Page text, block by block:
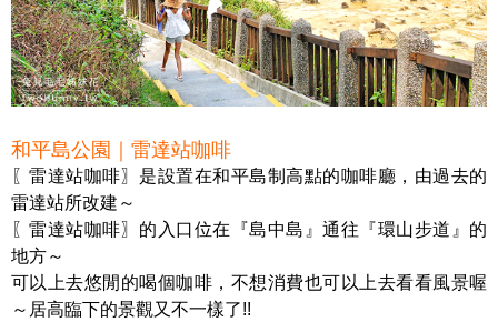
和平島公園｜雷達站咖啡
〖雷達站咖啡〗是設置在和平島制高點的咖啡廳，由過去的
雷達站所改建～
〖雷達站咖啡〗的入口位在『島中島』通往『環山步道』的
地方～
可以上去悠閒的喝個咖啡，不想消費也可以上去看看風景喔
～居高臨下的景觀又不一樣了!!